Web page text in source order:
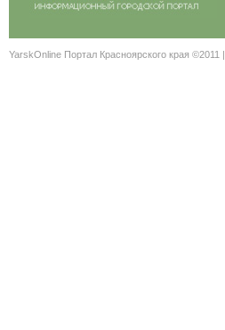
YarskOnline Портал Красноярского края ©2011 |